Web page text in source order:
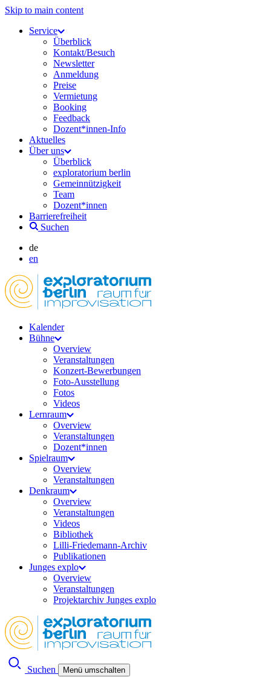
Skip to main content
Service
Überblick
Kontakt/Besuch
Newsletter
Anmeldung
Preise
Vermietung
Booking
Feedback
Dozent*innen-Info
Aktuelles
Über uns
Überblick
exploratorium berlin
Gemeinnützigkeit
Team
Dozent*innen
Barrierefreiheit
Suchen
de
en
Kalender
Bühne
Overview
Veranstaltungen
Konzert-Bewerbungen
Foto-Ausstellung
Fotos
Videos
Lernraum
Overview
Veranstaltungen
Dozent*innen
Spielraum
Overview
Veranstaltungen
Denkraum
Overview
Veranstaltungen
Videos
Bibliothek
Lilli-Friedemann-Archiv
Publikationen
Junges explo
Overview
Veranstaltungen
Projektarchiv Junges explo
Suchen Menü umschalten